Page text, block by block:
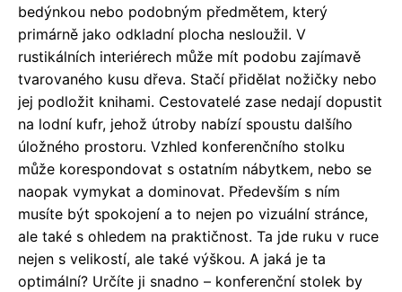
bedýnkou nebo podobným předmětem, který
primárně jako odkladní plocha nesloužil. V
rustikálních interiérech může mít podobu zajímavě
tvarovaného kusu dřeva. Stačí přidělat nožičky nebo
jej podložit knihami. Cestovatelé zase nedají dopustit
na lodní kufr, jehož útroby nabízí spoustu dalšího
úložného prostoru. Vzhled konferenčního stolku
může korespondovat s ostatním nábytkem, nebo se
naopak vymykat a dominovat. Především s ním
musíte být spokojení a to nejen po vizuální stránce,
ale také s ohledem na praktičnost. Ta jde ruku v ruce
nejen s velikostí, ale také výškou. A jaká je ta
optimální? Určíte ji snadno – konferenční stolek by